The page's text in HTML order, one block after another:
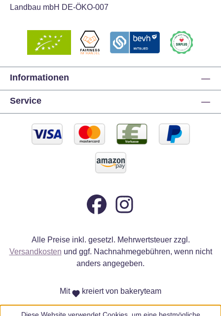
Landbau mbH DE-ÖKO-007
Informationen
Service
Alle Preise inkl. gesetzl. Mehrwertsteuer zzgl.
Versandkosten und ggf. Nachnahmegebühren, wenn nicht
anders angegeben.
Mit kreiert von bakeryteam